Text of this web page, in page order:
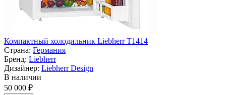
Компактный холодильник Liebherr T1414
Страна: Германия
Бренд: Liebherr
Дизайнер: Liebherr Design
В наличии
50 000 ₽